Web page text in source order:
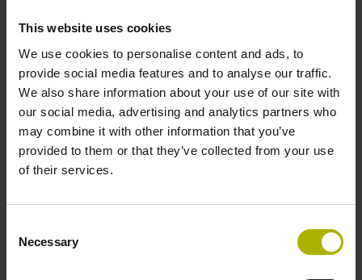
This website uses cookies
We use cookies to personalise content and ads, to
provide social media features and to analyse our traffic.
We also share information about your use of our site with
our social media, advertising and analytics partners who
may combine it with other information that you’ve
provided to them or that they’ve collected from your use
of their services.
Selection
Necessary
Geometrie der Trommel
AußenØ 90,53 mm, InnenØ 55 mm, LochkreisØ 70 mm
Schutzart
IP67 (EN60529)